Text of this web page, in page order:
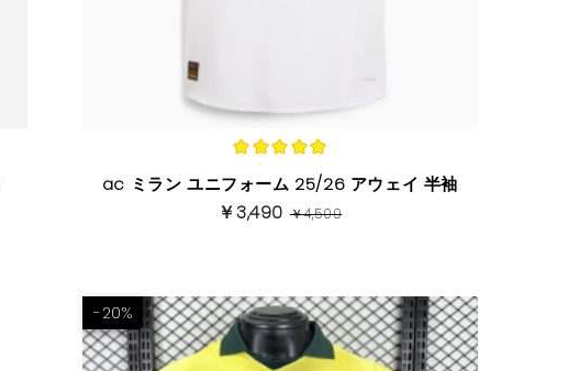
ac ミラン ユニフォーム 25/26 アウェイ 半袖
￥3,490￥4,500
-20%